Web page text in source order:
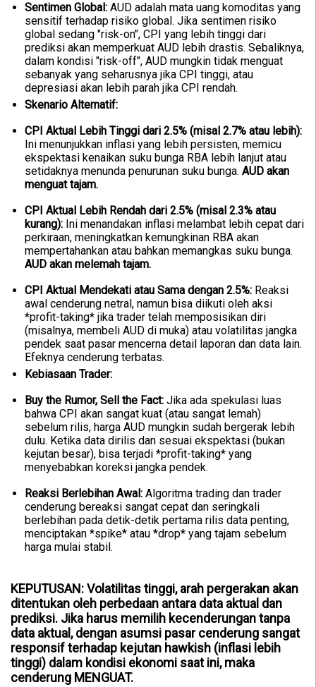
Sentimen Global: AUD adalah mata uang komoditas yang
sensitif terhadap risiko global. Jika sentimen risiko
global sedang "risk-on", CPI yang lebih tinggi dari
prediksi akan memperkuat AUD lebih drastis. Sebaliknya,
dalam kondisi "risk-off", AUD mungkin tidak menguat
sebanyak yang seharusnya jika CPI tinggi, atau
depresiasi akan lebih parah jika CPI rendah.
Skenario Alternatif:
CPI Aktual Lebih Tinggi dari 2.5% (misal 2.7% atau lebih):
Ini menunjukkan inflasi yang lebih persisten, memicu
ekspektasi kenaikan suku bunga RBA lebih lanjut atau
setidaknya menunda penurunan suku bunga. AUD akan
menguat tajam.
CPI Aktual Lebih Rendah dari 2.5% (misal 2.3% atau
kurang): Ini menandakan inflasi melambat lebih cepat dari
perkiraan, meningkatkan kemungkinan RBA akan
mempertahankan atau bahkan memangkas suku bunga.
AUD akan melemah tajam.
CPI Aktual Mendekati atau Sama dengan 2.5%: Reaksi
awal cenderung netral, namun bisa diikuti oleh aksi
*profit-taking* jika trader telah memposisikan diri
(misalnya, membeli AUD di muka) atau volatilitas jangka
pendek saat pasar mencerna detail laporan dan data lain.
Efeknya cenderung terbatas.
Kebiasaan Trader:
Buy the Rumor, Sell the Fact: Jika ada spekulasi luas
bahwa CPI akan sangat kuat (atau sangat lemah)
sebelum rilis, harga AUD mungkin sudah bergerak lebih
dulu. Ketika data dirilis dan sesuai ekspektasi (bukan
kejutan besar), bisa terjadi *profit-taking* yang
menyebabkan koreksi jangka pendek.
Reaksi Berlebihan Awal: Algoritma trading dan trader
cenderung bereaksi sangat cepat dan seringkali
berlebihan pada detik-detik pertama rilis data penting,
menciptakan *spike* atau *drop* yang tajam sebelum
harga mulai stabil.
KEPUTUSAN: Volatilitas tinggi, arah pergerakan akan
ditentukan oleh perbedaan antara data aktual dan
prediksi. Jika harus memilih kecenderungan tanpa
data aktual, dengan asumsi pasar cenderung sangat
responsif terhadap kejutan hawkish (inflasi lebih
tinggi) dalam kondisi ekonomi saat ini, maka
cenderung MENGUAT.